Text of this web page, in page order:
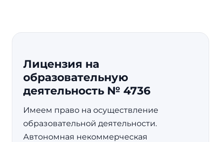
Лицензия на
образовательную
деятельность № 4736
Имеем право на осуществление
образовательной деятельности.
Автономная некоммерческая